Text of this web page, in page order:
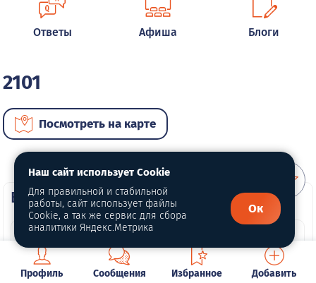
Ответы Афиша Блоги
2101
Посмотреть на карте
ВИП автомобили
Профиль Сообщения Избранное Добавить
Наш сайт использует Cookie
Для правильной и стабильной
работы, сайт использует файлы
Cookie, а так же сервис для сбора
аналитики Яндекс.Метрика
Ок